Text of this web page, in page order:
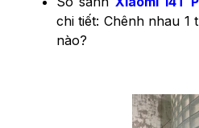
chi tiết: Chênh nhau 1
nào?